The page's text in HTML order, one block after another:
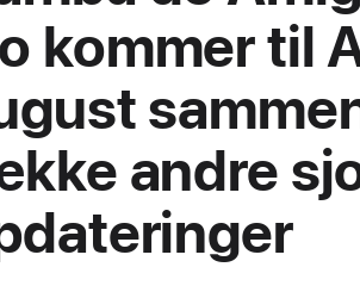
kommer til
andre